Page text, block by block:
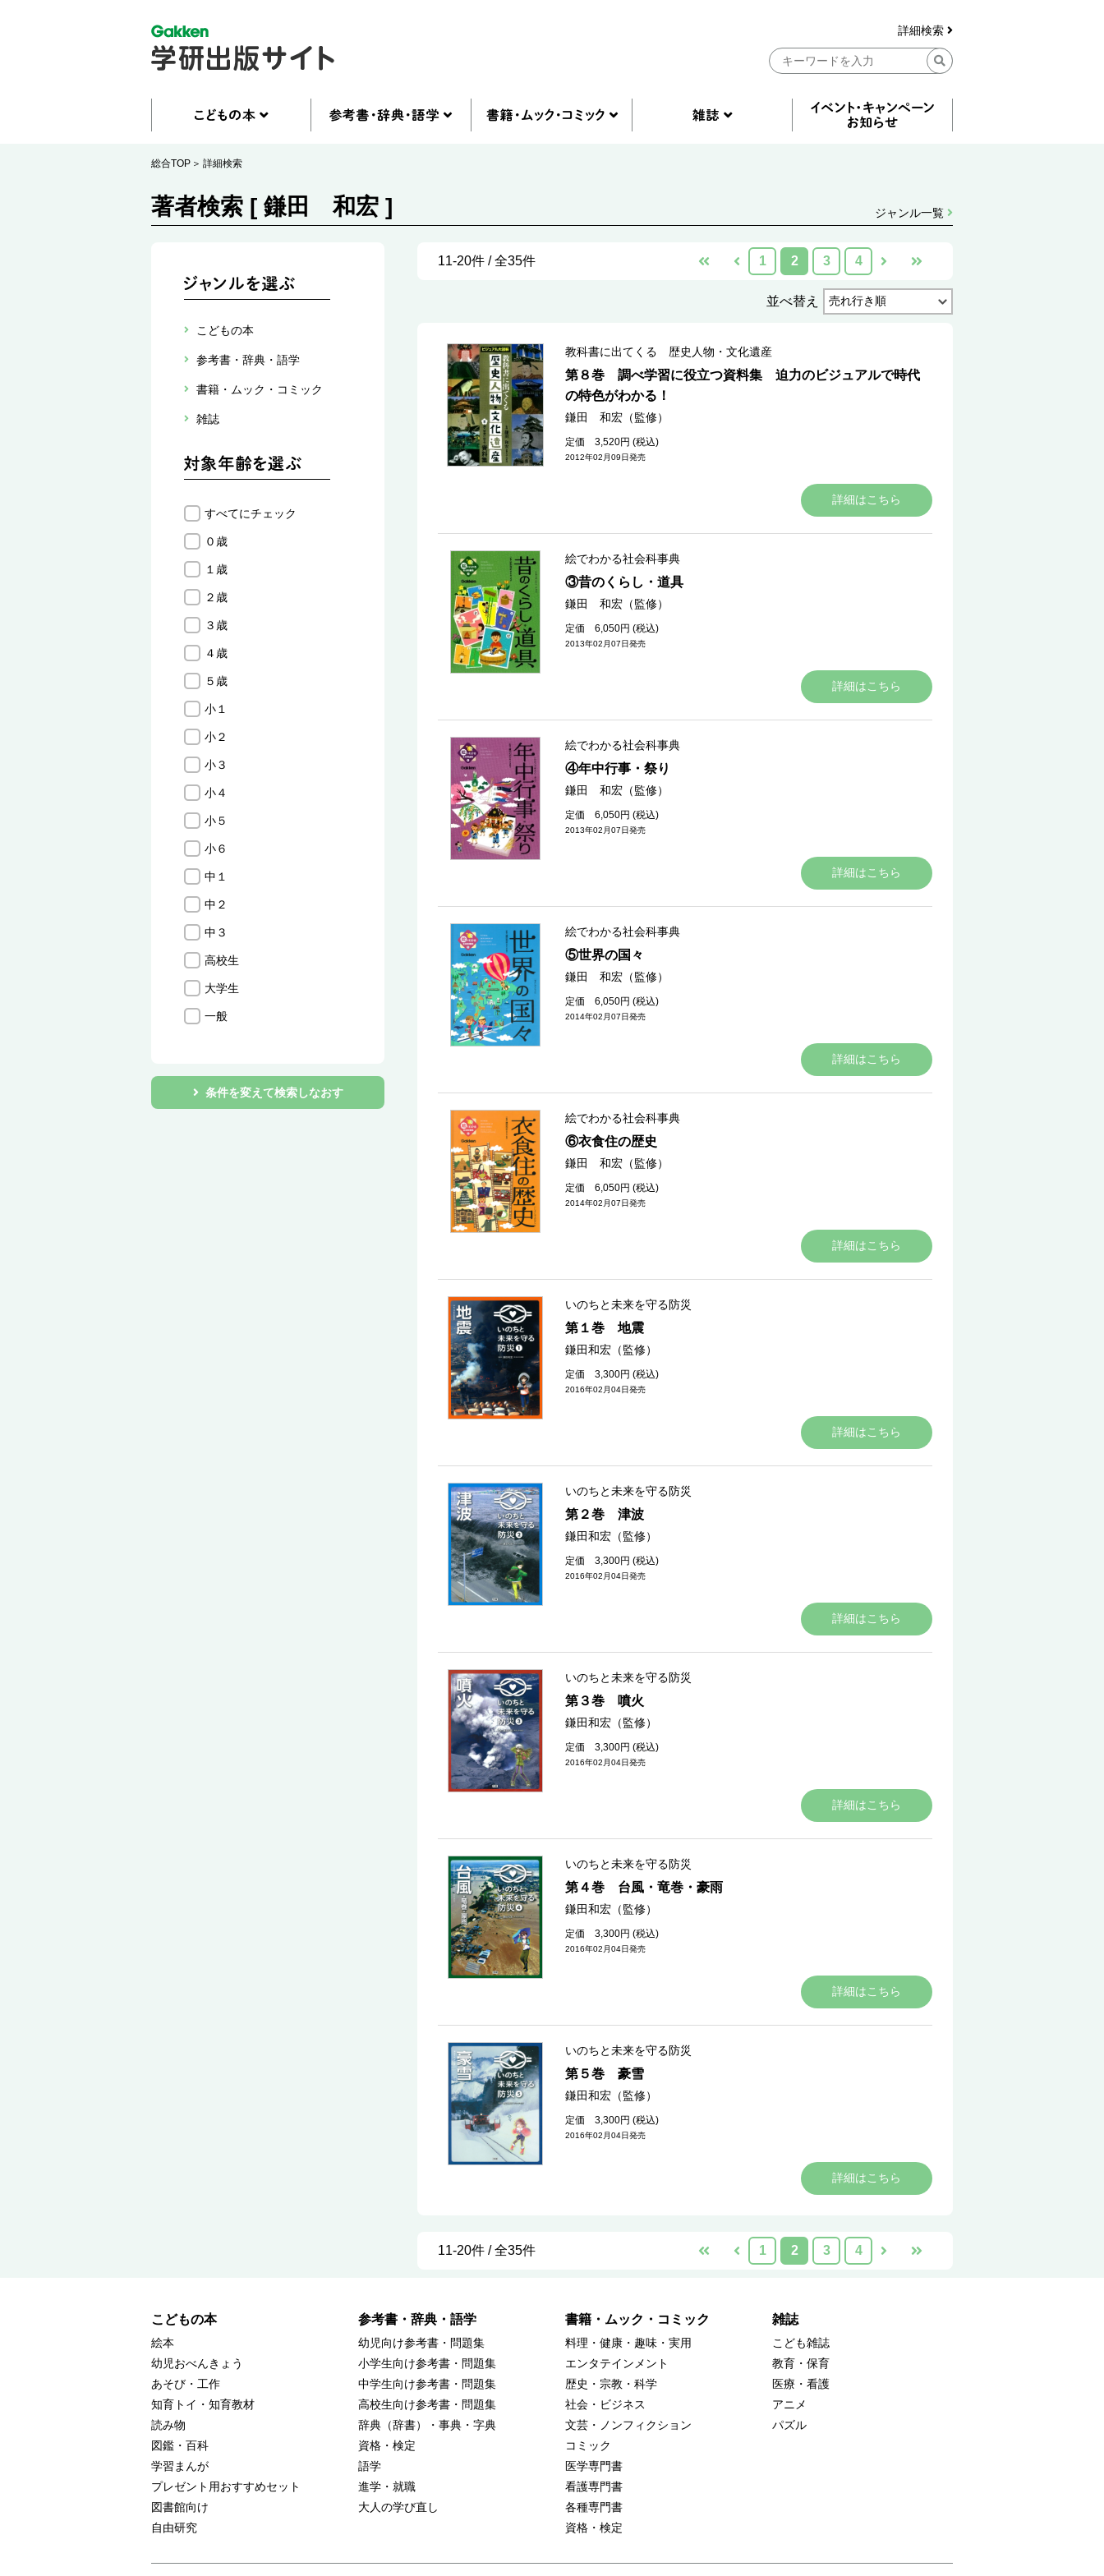
詳細検索
総合TOP 詳細検索
著者検索 [ 鎌田 和宏 ] ジャンル一覧
こどもの本
参考書・辞典・語学
書籍・ムック・コミック
雑誌
すべてにチェック
０歳
１歳
２歳
３歳
４歳
５歳
小１
小２
小３
小４
小５
小６
中１
中２
中３
高校生
大学生
一般
条件を変えて検索しなおす
11-20件 / 全35件 1 2 3 4
並べ替え
教科書に出てくる 歴史人物・文化遺産
第８巻 調べ学習に役立つ資料集 迫力のビジュアルで時代
の特色がわかる！
鎌田 和宏（監修）
定価 3,520円 (税込)
2012年02月09日発売
詳細はこちら
絵でわかる社会科事典
③昔のくらし・道具
鎌田 和宏（監修）
定価 6,050円 (税込)
2013年02月07日発売
詳細はこちら
絵でわかる社会科事典
④年中行事・祭り
鎌田 和宏（監修）
定価 6,050円 (税込)
2013年02月07日発売
詳細はこちら
絵でわかる社会科事典
⑤世界の国々
鎌田 和宏（監修）
定価 6,050円 (税込)
2014年02月07日発売
詳細はこちら
絵でわかる社会科事典
⑥衣食住の歴史
鎌田 和宏（監修）
定価 6,050円 (税込)
2014年02月07日発売
詳細はこちら
いのちと未来を守る防災
第１巻 地震
鎌田和宏（監修）
定価 3,300円 (税込)
2016年02月04日発売
詳細はこちら
いのちと未来を守る防災
第２巻 津波
鎌田和宏（監修）
定価 3,300円 (税込)
2016年02月04日発売
詳細はこちら
いのちと未来を守る防災
第３巻 噴火
鎌田和宏（監修）
定価 3,300円 (税込)
2016年02月04日発売
詳細はこちら
いのちと未来を守る防災
第４巻 台風・竜巻・豪雨
鎌田和宏（監修）
定価 3,300円 (税込)
2016年02月04日発売
詳細はこちら
いのちと未来を守る防災
第５巻 豪雪
鎌田和宏（監修）
定価 3,300円 (税込)
2016年02月04日発売
詳細はこちら
11-20件 / 全35件 1 2 3 4
こどもの本
絵本
幼児おべんきょう
あそび・工作
知育トイ・知育教材
読み物
図鑑・百科
学習まんが
プレゼント用おすすめセット
図書館向け
自由研究
参考書・辞典・語学
幼児向け参考書・問題集
小学生向け参考書・問題集
中学生向け参考書・問題集
高校生向け参考書・問題集
辞典（辞書）・事典・字典
資格・検定
語学
進学・就職
大人の学び直し
書籍・ムック・コミック
料理・健康・趣味・実用
エンタテインメント
歴史・宗教・科学
社会・ビジネス
文芸・ノンフィクション
コミック
医学専門書
看護専門書
各種専門書
資格・検定
雑誌
こども雑誌
教育・保育
医療・看護
アニメ
パズル